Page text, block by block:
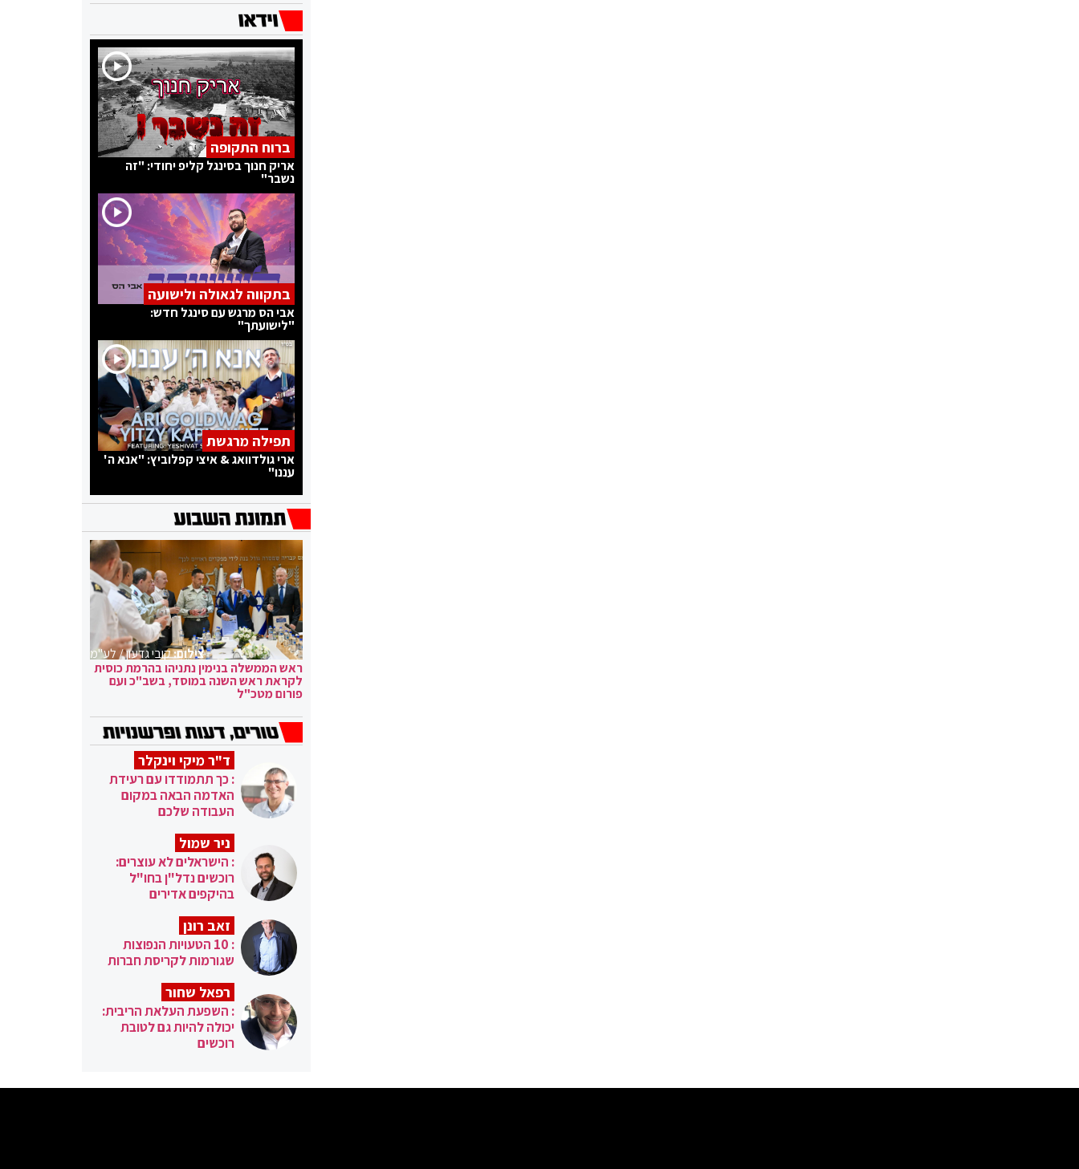
ברוח התקופה
אריק חנוך בסינגל קליפ יחודי: "זה
נשבר"
בתקווה לגאולה ולישועה
אבי הס מרגש עם סינגל חדש:
"לישועתך"
תפילה מרגשת
ארי גולדוואג & איצי קפלוביץ: "אנא ה'
עננו"
צילום:קובי גדעון / לע"מ
ראש הממשלה בנימין נתניהו בהרמת כוסית
לקראת ראש השנה במוסד, בשב"כ ועם
פורום מטכ"ל
ד"ר מיקי וינקלר
: כך תתמודדו עם רעידת
האדמה הבאה במקום
העבודה שלכם
ניר שמול
: הישראלים לא עוצרים:
רוכשים נדל"ן בחו"ל
בהיקפים אדירים
זאב רונן
: 10 הטעויות הנפוצות
שגורמות לקריסת חברות
רפאל שחור
: השפעת העלאת הריבית:
יכולה להיות גם לטובת
רוכשים